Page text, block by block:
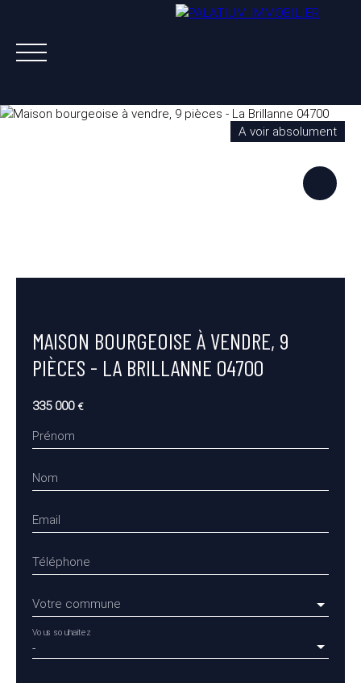
A voir absolument
MAISON BOURGEOISE À VENDRE, 9
PIÈCES - LA BRILLANNE 04700
335 000 €
Prénom
Nom
Email
Téléphone
Votre commune
-
Vous souhaitez